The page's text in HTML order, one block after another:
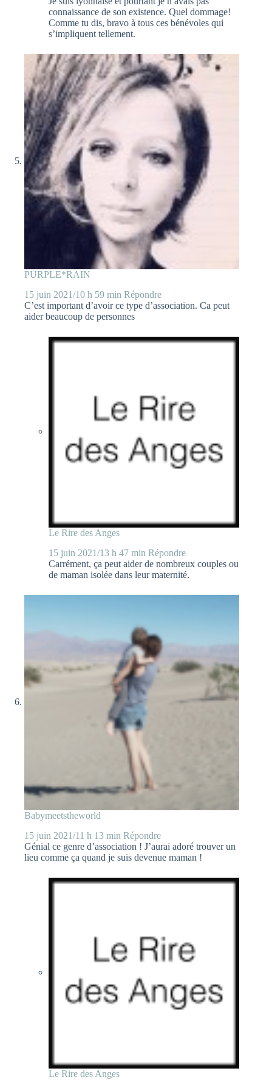
connaissance de son existence. Quel dommage!
Comme tu dis, bravo à tous ces bénévoles qui
s’impliquent tellement.
PURPLE*RAIN
15 juin 2021/10 h 59 min Répondre
C’est important d’avoir ce type d’association. Ca peut
aider beaucoup de personnes
Le Rire des Anges
15 juin 2021/13 h 47 min Répondre
Carrément, ça peut aider de nombreux couples ou
de maman isolée dans leur maternité.
Babymeetstheworld
15 juin 2021/11 h 13 min Répondre
Génial ce genre d’association ! J’aurai adoré trouver un
lieu comme ça quand je suis devenue maman !
Le Rire des Anges